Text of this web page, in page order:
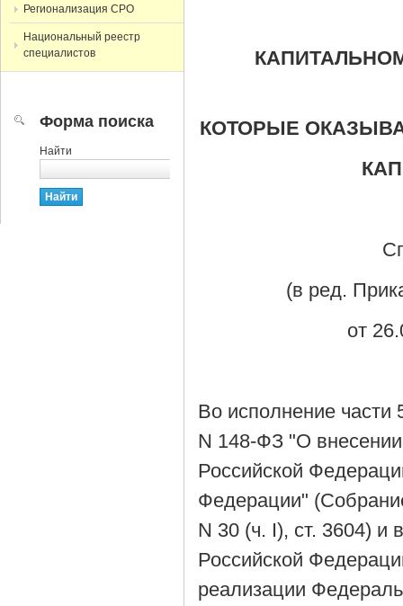
КОТОРЫЕ
(в ред.
от
Во исполнение части
N 148-ФЗ "О
Российской
Федерации"
N 30 (ч. I), ст. 3604) и
Российской
реализации
Регионализация СРО
Национальный реестр
специалистов
Форма поиска
Найти